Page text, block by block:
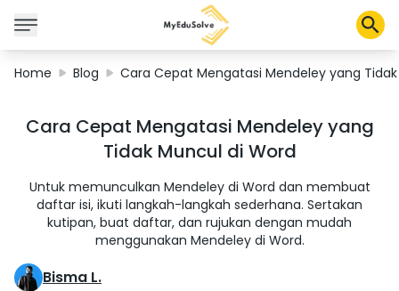
Solusi Perusahaan
Tentang Kami
Home Blog Cara Cepat Mengatasi Mendeley yang
Cara Cepat Mengatasi Mendeley yang
Tidak Muncul di Word
Untuk memunculkan Mendeley di Word dan membuat
daftar isi, ikuti langkah-langkah sederhana. Sertakan
kutipan, buat daftar, dan rujukan dengan mudah
menggunakan Mendeley di Word.
Bisma L.